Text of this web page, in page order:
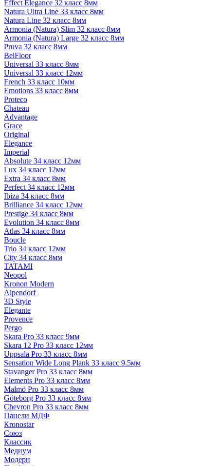
Effect Elegance 32 класс 8мм
Natura Ultra Line 33 класс 8мм
Natura Line 32 класс 8мм
Armonia (Natura) Slim 32 класс 8мм
Armonia (Natura) Large 32 класс 8мм
Pruva 32 класс 8мм
BelFloor
Universal 33 класс 8мм
Universal 33 класс 12мм
French 33 класс 10мм
Emotions 33 класс 8мм
Proteco
Chateau
Advantage
Grace
Original
Elegance
Imperial
Absolute 34 класс 12мм
Lux 34 класс 12мм
Extra 34 класс 8мм
Perfect 34 класс 12мм
Ibiza 34 класс 8мм
Brilliance 34 класс 12мм
Prestige 34 класс 8мм
Evolution 34 класс 8мм
Atlas 34 класс 8мм
Boucle
Trio 34 класс 12мм
City 34 класс 8мм
TATAMI
Neopol
Kronon Modern
Alpendorf
3D Style
Elegante
Provence
Pergo
Skara Pro 33 класс 9мм
Skara 12 Pro 33 класс 12мм
Uppsala Pro 33 класс 8мм
Sensation Wide Long Plank 33 класс 9.5мм
Stavanger Pro 33 класс 8мм
Elements Pro 33 класс 8мм
Malmö Pro 33 класс 8мм
Göteborg Pro 33 класс 8мм
Chevron Pro 33 класс 8мм
Панели МДФ
Кronostar
Союз
Классик
Медиум
Модерн